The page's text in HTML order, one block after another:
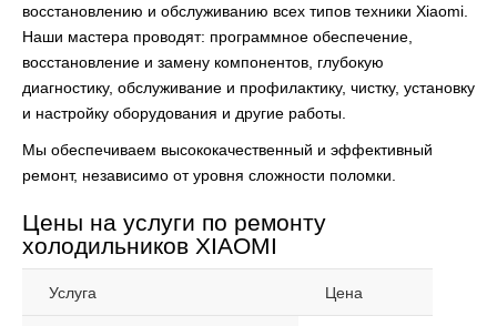
восстановлению и обслуживанию всех типов техники Xiaomi.
Наши мастера проводят: программное обеспечение,
восстановление и замену компонентов, глубокую
диагностику, обслуживание и профилактику, чистку, установку
и настройку оборудования и другие работы.
Мы обеспечиваем высококачественный и эффективный
ремонт, независимо от уровня сложности поломки.
Цены на услуги по ремонту
холодильников XIAOMI
Услуга Цена